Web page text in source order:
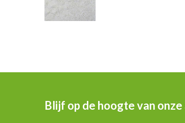
Blijf op de hoogte van